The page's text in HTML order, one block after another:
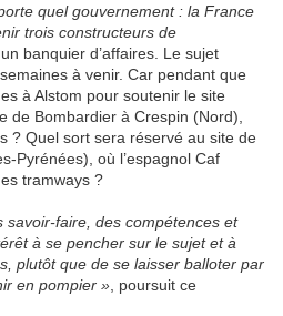
quel gouvernement : la France
trois constructeurs de
un banquier d’affaires. Le sujet
à venir. Car pendant que
à Alstom pour soutenir le site
de Bombardier à Crespin (Nord),
? Quel sort sera réservé au site de
Pyrénées), où l’espagnol Caf
tramways ?
savoir-faire, des compétences et
à se pencher sur le sujet et à
plutôt que de se laisser balloter par
en pompier » , poursuit ce